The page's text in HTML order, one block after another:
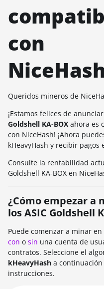
con
Queridos mineros de
¡Estamos felices de
Goldshell KA-BOX ahora es
con NiceHash! ¡Ahora
kHeavyHash y recibir pagos
Consulte la rentabilidad
Goldshell KA-BOX en
¿Cómo empezar a
los ASIC Goldshell
Puede comenzar a minar en
con o sin una cuenta de
contratos. Seleccione el
kHeavyHash a continuación
instrucciones.